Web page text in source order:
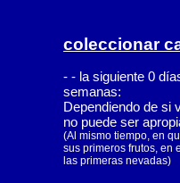
coleccionar
- - la siguiente 0
semanas:
Dependiendo de si
no puede ser
(Al mismo tiempo, en
sus primeros frutos, en
las primeras nevadas)